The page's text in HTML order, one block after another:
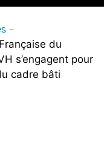
–
du
s’engagent pour
cadre bâti